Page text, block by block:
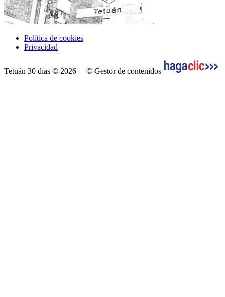
Política de cookies
Privacidad
Tetuán 30 días © 2026 © Gestor de contenidos